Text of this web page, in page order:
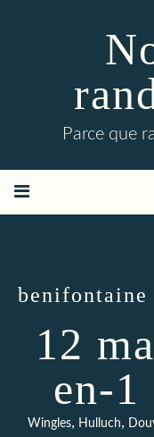
Parce que
benifontaine
12
en-1
Wingles, Hulluch,